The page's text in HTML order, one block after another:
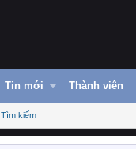
Tin mới Thành viên
Tìm kiếm